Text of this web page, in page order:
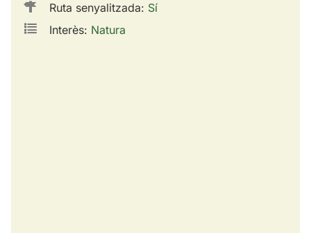
Ruta senyalitzada: Sí
Interès: Natura